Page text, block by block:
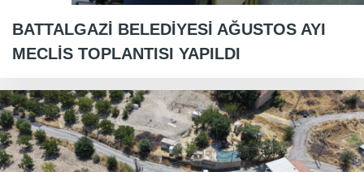
BATTALGAZİ BELEDİYESİ AĞUSTOS AYI
MECLİS TOPLANTISI YAPILDI